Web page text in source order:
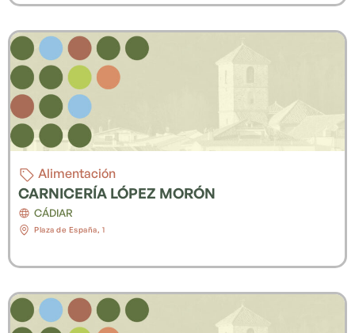
Alimentación
CARNICERÍA LÓPEZ MORÓN
CÁDIAR
Plaza de España, 1